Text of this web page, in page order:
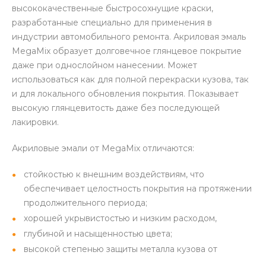
высококачественные быстросохнущие краски,
разработанные специально для применения в
индустрии автомобильного ремонта. Акриловая эмаль
MegaMix образует долговечное глянцевое покрытие
даже при однослойном нанесении. Может
использоваться как для полной перекраски кузова, так
и для локального обновления покрытия. Показывает
высокую глянцевитость даже без последующей
лакировки.
Акриловые эмали от MegaMix отличаются:
стойкостью к внешним воздействиям, что
обеспечивает целостность покрытия на протяжении
продолжительного периода;
хорошей укрывистостью и низким расходом,
глубиной и насыщенностью цвета;
высокой степенью защиты металла кузова от